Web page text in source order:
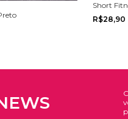
Short
R$28,90